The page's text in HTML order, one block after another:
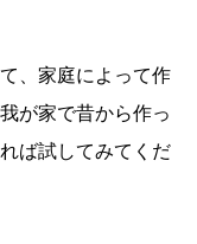
、家庭によって作
が家で昔から作っ
ば試してみてくだ